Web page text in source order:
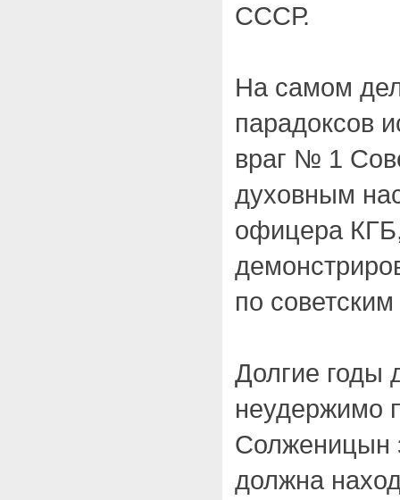
СССР.
На самом
парадоксов
враг № 1
духовным
офицера
по
Долгие годы
неудержимо
Солженицын
должна